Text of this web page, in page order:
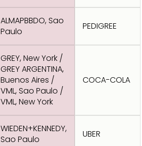
ALMAPBBDO, Sao
Paulo
PEDIGREE
GREY, New York /
GREY ARGENTINA,
Buenos Aires /
VML, Sao Paulo /
VML, New York
COCA-COLA
WIEDEN+KENNEDY,
Sao Paulo
UBER